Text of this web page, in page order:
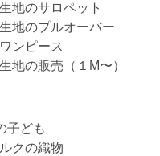
地のサロペット
地のプルオーバー
ンピース
地の販売（１M〜）
子ども
クの織物